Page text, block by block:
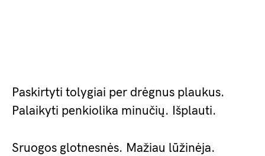
Paskirtyti tolygiai per drėgnus plaukus.
Palaikyti penkiolika minučių. Išplauti.
Sruogos glotnesnės. Mažiau lūžinėja.